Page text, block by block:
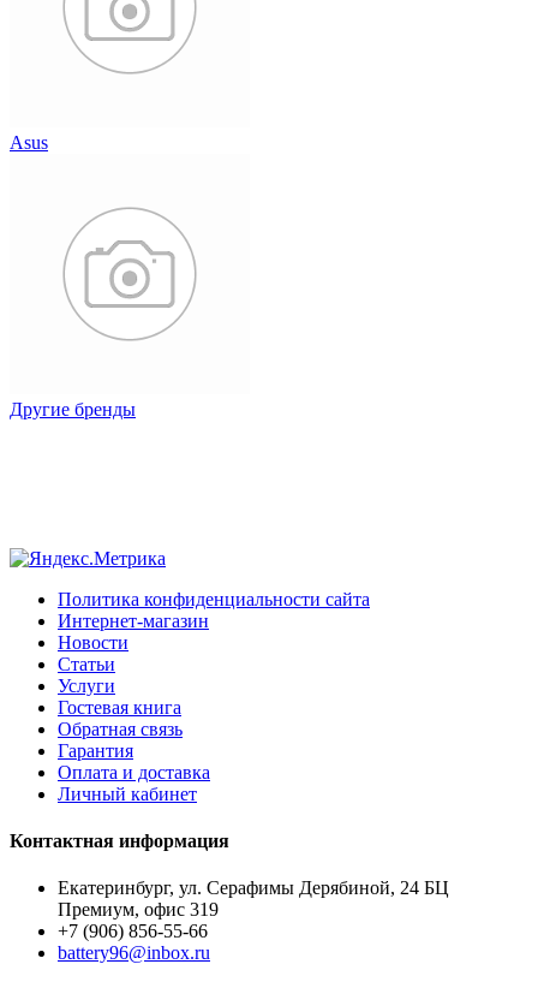
Asus
Другие бренды
Политика конфиденциальности сайта
Интернет-магазин
Новости
Статьи
Услуги
Гостевая книга
Обратная связь
Гарантия
Оплата и доставка
Личный кабинет
Контактная информация
Екатеринбург, ул. Серафимы Дерябиной, 24 БЦ
Премиум, офис 319
+7 (906) 856-55-66
battery96@inbox.ru